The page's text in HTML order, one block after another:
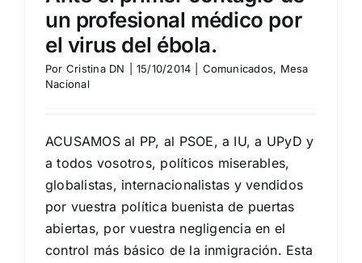
un profesional médico por
el virus del ébola.
Por Cristina DN 15/10/2014 Comunicados, Mesa
Nacional
ACUSAMOS al PP, al PSOE, a IU, a UPyD y
a todos vosotros, políticos miserables,
globalistas, internacionalistas y vendidos
por vuestra política buenista de puertas
abiertas, por vuestra negligencia en el
control más básico de la inmigración. Esta